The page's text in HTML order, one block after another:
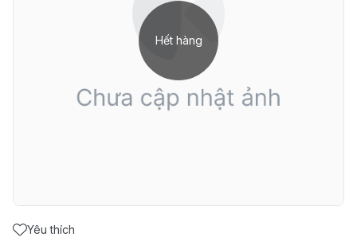
Hết hàng
Yêu thích